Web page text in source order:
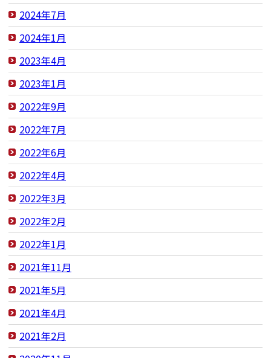
2024年7月
2024年1月
2023年4月
2023年1月
2022年9月
2022年7月
2022年6月
2022年4月
2022年3月
2022年2月
2022年1月
2021年11月
2021年5月
2021年4月
2021年2月